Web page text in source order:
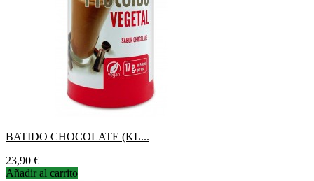
BATIDO CHOCOLATE (KL...
Precio
23,90 €
Añadir al carrito